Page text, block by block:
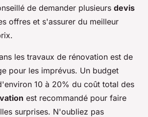
de demander plusieurs devis
offres et s'assurer du meilleur
les travaux de rénovation est de
pour les imprévus. Un budget
10 à 20% du coût total des
est recommandé pour faire
surprises. N'oubliez pas